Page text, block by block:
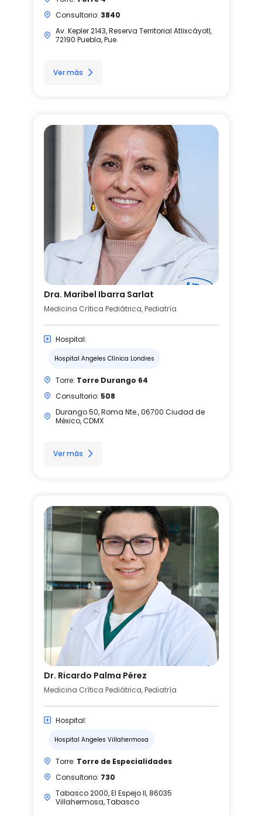
Consultorio: 3840
Av. Kepler 2143, Reserva Territorial Atlixcáyotl,
72190 Puebla, Pue.
Ver más
Dra. Maribel Ibarra Sarlat
Medicina Crítica Pediátrica, Pediatría
Hospital:
Hospital Angeles Clínica Londres
Torre: Torre Durango 64
Consultorio: 508
Durango 50, Roma Nte., 06700 Ciudad de
México, CDMX
Ver más
Dr. Ricardo Palma Pérez
Medicina Crítica Pediátrica, Pediatría
Hospital:
Hospital Angeles Villahermosa
Torre: Torre de Especialidades
Consultorio: 730
Tabasco 2000, El Espejo II, 86035
Villahermosa, Tabasco